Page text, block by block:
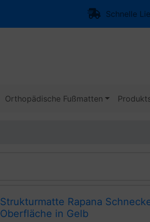
Schnelle
Orthopädische Fußmatten
Strukturmatte Rapana
Oberfläche in Gelb